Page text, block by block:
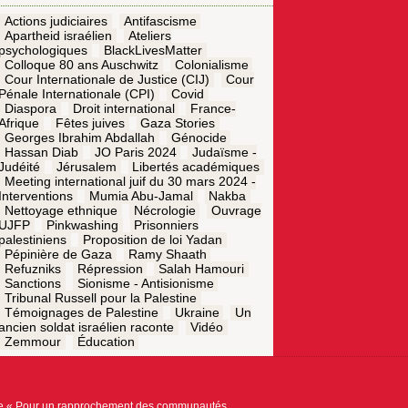
Actions judiciaires
Antifascisme
Apartheid israélien
Ateliers
psychologiques
BlackLivesMatter
Colloque 80 ans Auschwitz
Colonialisme
Cour Internationale de Justice (CIJ)
Cour
Pénale Internationale (CPI)
Covid
Diaspora
Droit international
France-
Fêtes juives
Gaza Stories
Georges Ibrahim Abdallah
Génocide
Hassan Diab
JO Paris 2024
Judaïsme -
Jérusalem
Libertés académiques
Meeting international juif du 30 mars 2024 -
Interventions
Mumia Abu-Jamal
Nakba
Nettoyage ethnique
Nécrologie
Ouvrage
UJFP
Pinkwashing
Prisonniers
palestiniens
Proposition de loi Yadan
Pépinière de Gaza
Ramy Shaath
Refuzniks
Répression
Salah Hamouri
Sanctions
Sionisme - Antisionisme
Tribunal Russell pour la Palestine
Témoignages de Palestine
Ukraine
Un
soldat israélien raconte
Vidéo
Zemmour
Éducation